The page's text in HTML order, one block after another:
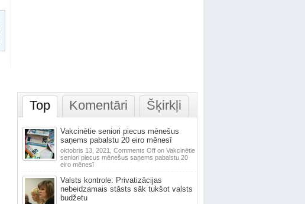
Top Komentāri Šķirkļi
Vakcinētie seniori piecus mēnešus
saņems pabalstu 20 eiro mēnesī
oktobris 13, 2021, Comments Offon Vakcinētie
seniori piecus mēnešus saņems pabalstu 20
eiro mēnesī
Valsts kontrole: Privatizācijas
nebeidzamais stāsts sāk tukšot valsts
budžetu